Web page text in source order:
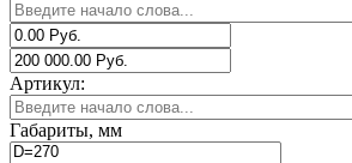
Артикул:
Габариты, мм